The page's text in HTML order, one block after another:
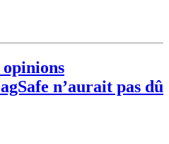
n’aurait pas dû